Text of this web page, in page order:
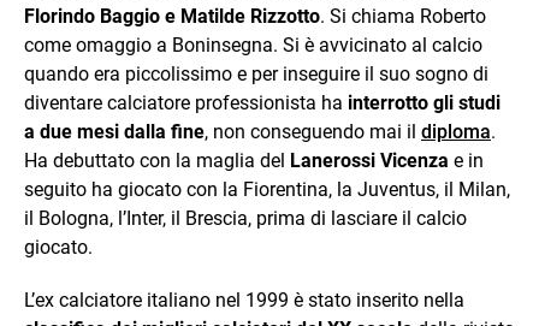
Florindo Baggio e Matilde Rizzotto. Si chiama Roberto
come omaggio a Boninsegna. Si è avvicinato al calcio
quando era piccolissimo e per inseguire il suo sogno di
diventare calciatore professionista ha interrotto gli studi
a due mesi dalla fine, non conseguendo mai il diploma.
Ha debuttato con la maglia del Lanerossi Vicenza e in
seguito ha giocato con la Fiorentina, la Juventus, il Milan,
il Bologna, l’Inter, il Brescia, prima di lasciare il calcio
giocato.
L’ex calciatore italiano nel 1999 è stato inserito nella